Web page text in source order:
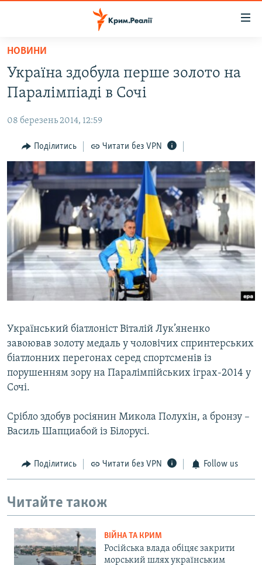
Перейти
основного
матеріалу
Перейти
до
навігації
Перейти
до
пошуку
ВОДА.КРИМ
ВІДЕО ТА ФОТО
ПОЛІТИКА
БЛОГИ
ПОГЛЯД
ІНТЕРВ'Ю
ВСЕ ЗА ДЕНЬ
СПЕЦПРОЕКТИ
ДЕПОРТАЦІЯ
ВІДЕОУРОКИ «ELIFBE»
СВІДЧЕННЯ ОКУПАЦІЇ
ІНФОГРАФІКА
ЯК ОБІЙТИ БЛОКУВАННЯ
Русский
Qırımtatar
ДОЛУЧАЙСЯ!
Усі сайти RFE/RL
НОВИНИ
Україна здобула перше золото на
Паралімпіаді в Сочі
08 березень 2014, 12:59
Поділитись Читати без VPN
Український біатлоніст Віталій Лук’яненко
завоював золоту медаль у чоловічих спринтерських
біатлонних перегонах серед спортсменів із
порушенням зору на Паралімпійських іграх-2014 у
Сочі.
Срібло здобув росіянин Микола Полухін, а бронзу –
Василь Шапциабой із Білорусі.
Поділитись Читати без VPN Follow us
Читайте також
ВІЙНА ТА КРИМ
Російська влада обіцяє закрити
морський шлях українським